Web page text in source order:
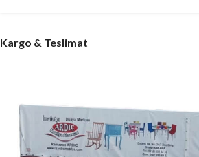
Kargo & Teslimat